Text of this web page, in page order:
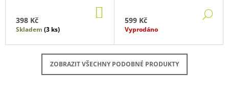
398 Kč KOŠÍKU
Skladem (3 ks)
599 Kč
Vyprodáno
ZOBRAZIT VŠECHNY PODOBNÉ PRODUKTY